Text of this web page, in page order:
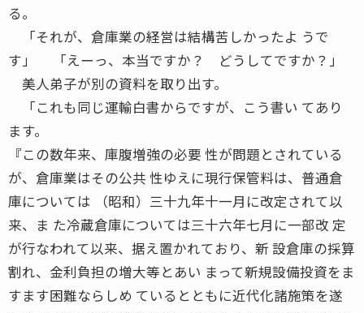
る。
「それが、倉庫業の経営は結構苦しかったよ うで
す」 「えーっ、本当ですか？ どうしてですか？」
美人弟子が別の資料を取り出す。
「これも同じ運輸白書からですが、こう書い てあり
ます。
『この数年来、庫腹増強の必要 性が問題とされている
が、倉庫業はその公共 性ゆえに現行保管料は、普通倉
庫については （昭和）三十九年十一月に改定されて以
来、ま た冷蔵倉庫については三十六年七月に一部改 定
が行なわれて以来、据え置かれており、新 設倉庫の採算
割れ、金利負担の増大等とあい まって新規設備投資をま
すます困難ならしめ ているとともに近代化諸施策を遂